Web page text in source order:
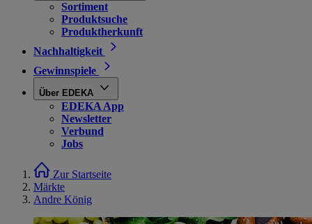
Sortiment
Produktsuche
Produktherkunft
Nachhaltigkeit
Gewinnspiele
Über EDEKA
EDEKA App
Newsletter
Verbund
Jobs
Zur Startseite
Märkte
Andre König